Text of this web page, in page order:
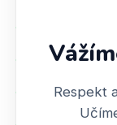
Respekt